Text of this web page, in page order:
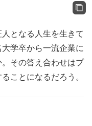
となる人生を生きて
学卒から一流企業に
その答え合わせはプ
ことになるだろう。